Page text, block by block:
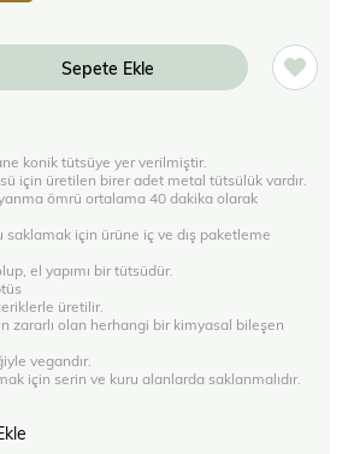
konik tütsüye yer verilmiştir.
için üretilen birer adet metal tütsülük vardır.
ömrü ortalama 40 dakika olarak
saklamak için ürüne iç ve dış paketleme
el yapımı bir tütsüdür.
üretilir.
zararlı olan herhangi bir kimyasal bileşen
vegandır.
için serin ve kuru alanlarda saklanmalıdır.